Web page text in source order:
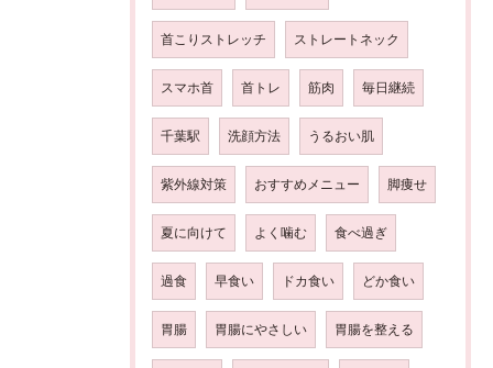
首こりストレッチ ストレートネック
スマホ首 首トレ 筋肉 毎日継続
千葉駅 洗顔方法 うるおい肌
紫外線対策 おすすめメニュー 脚痩せ
夏に向けて よく噛む 食べ過ぎ
過食 早食い ドカ食い どか食い
胃腸 胃腸にやさしい 胃腸を整える